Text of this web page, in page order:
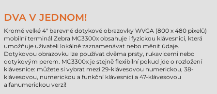
DVA V JEDNOM!
Kromě velké 4" barevné dotykové obrazovky WVGA (800 x 480 pixelů)
mobilní terminál Zebra MC3300x obsahuje i fyzickou klávesnici, která
umožňuje uživateli lokálně zaznamenávat nebo měnit údaje.
Dotykovou obrazovku lze používat dvěma prsty, rukavicemi nebo
dotykovým perem. MC3300x je stejně flexibilní pokud jde o rozložení
klávesnice: můžete si vybrat mezi 29-klávesovou numerickou, 38-
klávesovou, numerickou a funkční klávesnicí a 47-klávesovou
alfanumerickou verzí!